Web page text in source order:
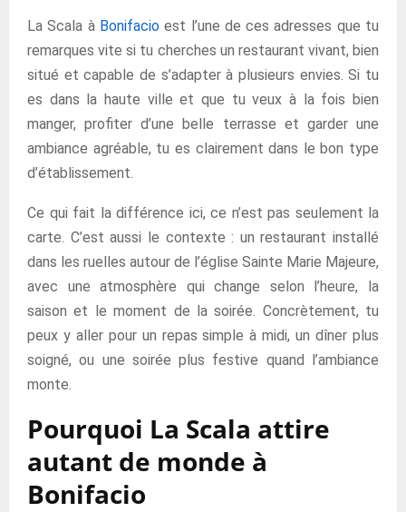
La Scala à Bonifacioest l’une de ces adresses que tu
remarques vite si tu cherches un restaurant vivant, bien
situé et capable de s’adapter à plusieurs envies. Si tu
es dans la haute ville et que tu veux à la fois bien
manger, profiter d’une belle terrasse et garder une
ambiance agréable, tu es clairement dans le bon type
d’établissement.
Ce qui fait la différence ici, ce n’est pas seulement la
carte. C’est aussi le contexte : un restaurant installé
dans les ruelles autour de l’église Sainte Marie Majeure,
avec une atmosphère qui change selon l’heure, la
saison et le moment de la soirée. Concrètement, tu
peux y aller pour un repas simple à midi, un dîner plus
soigné, ou une soirée plus festive quand l’ambiance
monte.
Pourquoi La Scala attire
autant de monde à
Bonifacio